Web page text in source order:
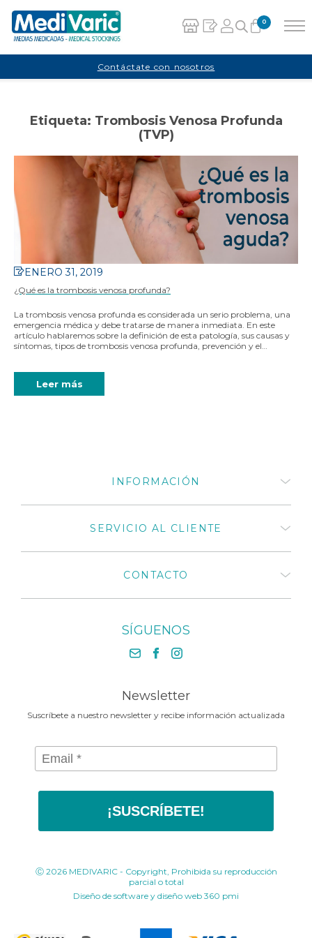
0
Carrito
Contáctate con nosotros
Etiqueta: Trombosis Venosa Profunda
(TVP)
ENERO 31, 2019
¿Qué es la trombosis venosa profunda?
La trombosis venosa profunda es considerada un serio problema, una
emergencia médica y debe tratarse de manera inmediata. En este
artículo hablaremos sobre la definición de esta patología, sus causas y
síntomas, tipos de trombosis venosa profunda, prevención y el…
Leer más
INFORMACIÓN
Quiénes somos
Medivaric?
Políticas de privacidad
devoluciones 2025
El cuidado que tu cuerpo
Bogotá 2025
SERVICIO AL CLIENTE
Preguntas frecuentes
Mis compras
Medivaric en Colombia
Contáctenos
CONTACTO
+57 1 430 3030
+57 318 675 8664
SÍGUENOS
Newsletter
Suscríbete a nuestro newsletter y recibe información actualizada
¡SUSCRÍBETE!
Ⓒ 2026 MEDIVARIC - Copyright, Prohibida su reproducción
parcial o total
Diseño de software y diseño web 360 pmi